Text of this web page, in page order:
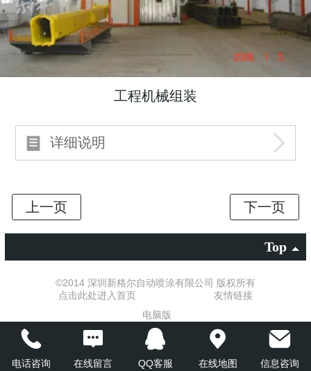
工程机械组装
详细说明
Top
©2014 深圳新格尔自动喷涂有限公司 版权所有
点击此处进入首页 友情链接
电脑版
电话咨询 在线留言 QQ客服 在线地图 信息咨询